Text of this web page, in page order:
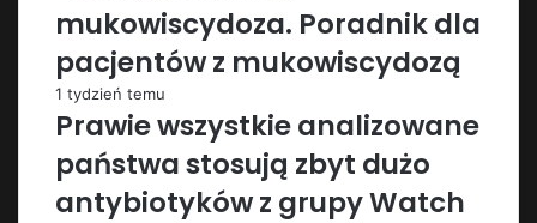
mukowiscydoza. Poradnik dla
pacjentów z mukowiscydozą
1 tydzień temu
Prawie wszystkie analizowane
państwa stosują zbyt dużo
antybiotyków z grupy Watch